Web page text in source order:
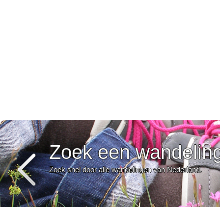
Zoek een
Zoek snel door alle wandelingen van Nederland.